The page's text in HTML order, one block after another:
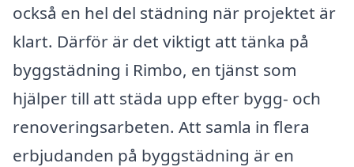
också en hel del städning när projektet är
klart. Därför är det viktigt att tänka på
byggstädning i Rimbo, en tjänst som
hjälper till att städa upp efter bygg- och
renoveringsarbeten. Att samla in flera
erbjudanden på byggstädning är en